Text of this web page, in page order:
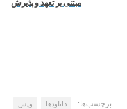
مبتنی بر تعهد و پذیرش
برچسب‌ها: دانلودها ویس